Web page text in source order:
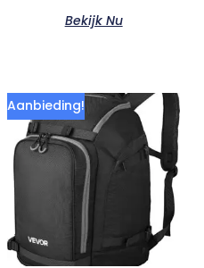
Bekijk Nu
Aanbieding!